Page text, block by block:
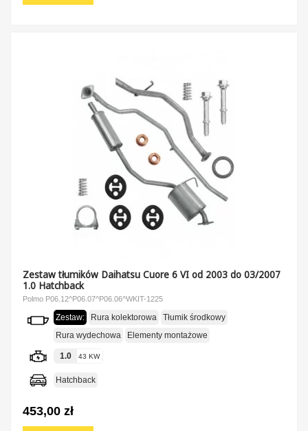
Zestaw tłumików Daihatsu Cuore 6 VI od 2003 do 03/2007
1.0 Hatchback
Polmo P06.12^P06.07^P06.06^WKIT-1225
Zestaw: Rura kolektorowa
Tłumik środkowy
Rura wydechowa
Elementy montażowe
1.0 43 KW
Hatchback
453,00 zł